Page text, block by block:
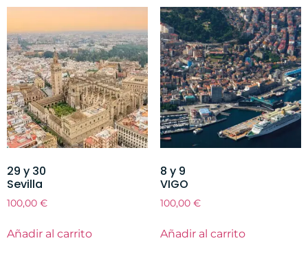
29 y 30
Sevilla
100,00 €
Añadir al carrito
8 y 9
VIGO
100,00 €
Añadir al carrito